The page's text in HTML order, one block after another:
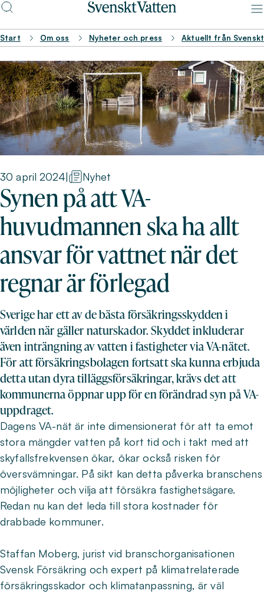
Start Om oss Nyheter och press Aktuellt från
30 april 2024| Nyhet
Synen på att VA-
huvudmannen ska ha allt
ansvar för vattnet när det
regnar är förlegad
Sverige har ett av de bästa försäkringsskydden i
världen när gäller naturskador. Skyddet inkluderar
även inträngning av vatten i fastigheter via VA-nätet.
För att försäkringsbolagen fortsatt ska kunna erbjuda
detta utan dyra tilläggsförsäkringar, krävs det att
kommunerna öppnar upp för en förändrad syn på VA-
uppdraget.
Dagens VA-nät är inte dimensionerat för att ta emot
stora mängder vatten på kort tid och i takt med att
skyfallsfrekvensen ökar, ökar också risken för
översvämningar. På sikt kan detta påverka branschens
möjligheter och vilja att försäkra fastighetsägare.
Redan nu kan det leda till stora kostnader för
drabbade kommuner.
Staffan Moberg, jurist vid branschorganisationen
Svensk Försäkring och expert på klimatrelaterade
försäkringsskador och klimatanpassning, är väl